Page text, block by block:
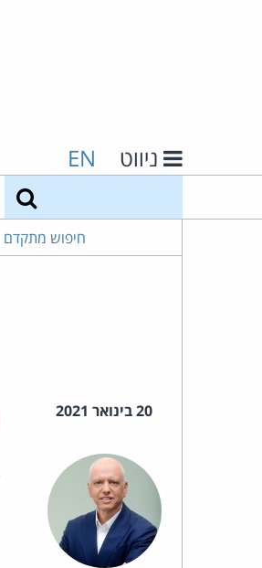
ניווט EN
חיפוש מתקדם
20 בינואר 2021